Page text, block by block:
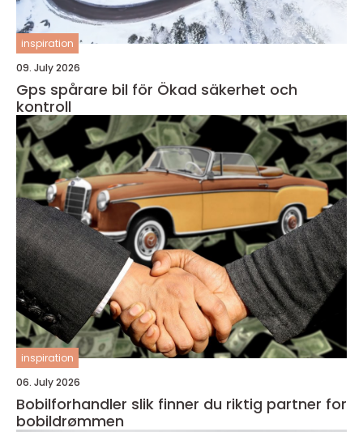
inspiration
09. July 2026
Gps spårare bil för Ökad säkerhet och
kontroll
inspiration
06. July 2026
Bobilforhandler slik finner du riktig partner for
bobildrømmen